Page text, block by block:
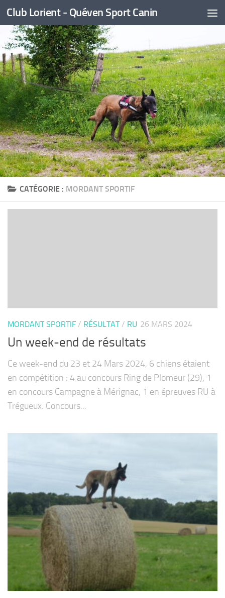
Skip to content
Club Lorient - Quéven Sport Canin
CATÉGORIE : MORDANT SPORTIF
MORDANT SPORTIF / RÉSULTAT/ RU 26 MARS 2024
Un week-end de résultats
Ce week-end du 23 et 24 Mars 2024, 6 chiens étaient
en compétition : 4 au concours Ring de Plomeur (29), 1
en concours Campagne à Mérignac, 1 en épreuves RU à
Trégueux. Concours...